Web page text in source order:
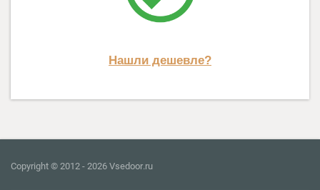
Нашли дешевле?
Copyright © 2012 - 2026 Vsedoor.ru